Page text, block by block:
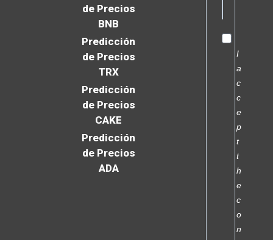
de Precios
BNB
Predicción
de Precios
TRX
Predicción
de Precios
CAKE
Predicción
de Precios
ADA
I
a
c
c
e
p
t
t
h
e
c
o
n